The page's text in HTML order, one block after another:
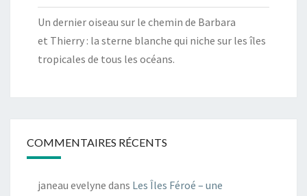
Un dernier oiseau sur le chemin de Barbara
et Thierry : la sterne blanche qui niche sur les îles
tropicales de tous les océans.
COMMENTAIRES RÉCENTS
janeau evelyne dans Les Îles Féroé – une